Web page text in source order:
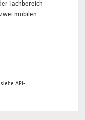
Fachbereich
mobilen
API-